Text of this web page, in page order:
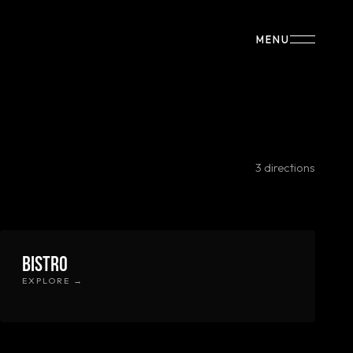
MENU
3 directions
Bistro
EXPLORE →